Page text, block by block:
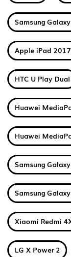
Samsung
Apple iPad
HTC U Play Dual
Huawei
Huawei
Samsung
Samsung
Xiaomi Redmi
LG X Power 2